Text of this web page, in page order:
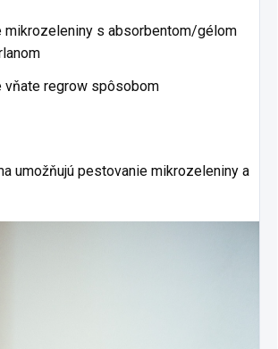
mikrozeleniny s absorbentom/gélom
vňate regrow spôsobom
umožňujú pestovanie mikrozeleniny a